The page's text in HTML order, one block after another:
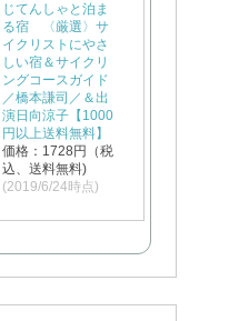
じてんしゃと泊ま
る宿 〈厳選〉サ
イクリストにやさ
しい宿＆サイクリ
ングコースガイド
／橋本謙司／＆出
演日向涼子【1000
円以上送料無料】
価格：1728円（税
込、送料無料)
(2019/6/24時点)